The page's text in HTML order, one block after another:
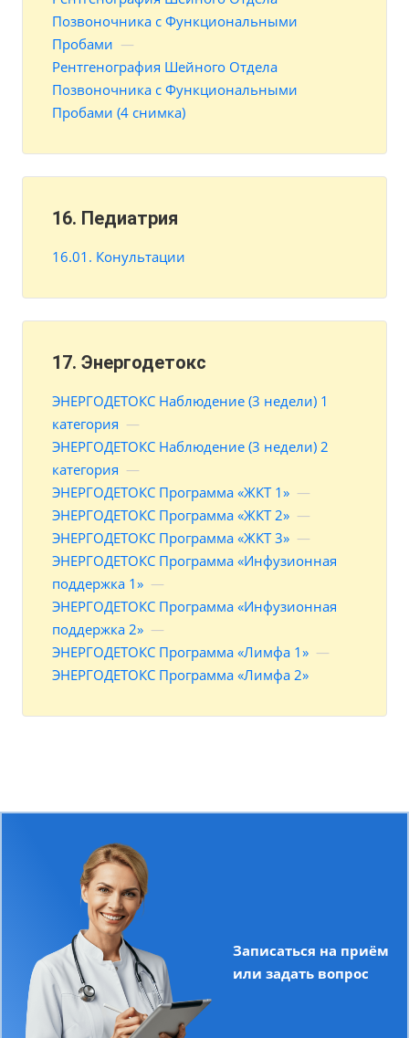
Позвоночника с Функциональными
Пробами —
Рентгенография Шейного Отдела
Позвоночника с Функциональными
Пробами (4 снимка)
16. Педиатрия
16.01. Конультации
17. Энергодетокс
ЭНЕРГОДЕТОКС Наблюдение (3 недели) 1
категория —
ЭНЕРГОДЕТОКС Наблюдение (3 недели) 2
категория —
ЭНЕРГОДЕТОКС Программа «ЖКТ 1» —
ЭНЕРГОДЕТОКС Программа «ЖКТ 2» —
ЭНЕРГОДЕТОКС Программа «ЖКТ 3» —
ЭНЕРГОДЕТОКС Программа «Инфузионная
поддержка 1» —
ЭНЕРГОДЕТОКС Программа «Инфузионная
поддержка 2» —
ЭНЕРГОДЕТОКС Программа «Лимфа 1» —
ЭНЕРГОДЕТОКС Программа «Лимфа 2»
Записаться на приём
или задать вопрос